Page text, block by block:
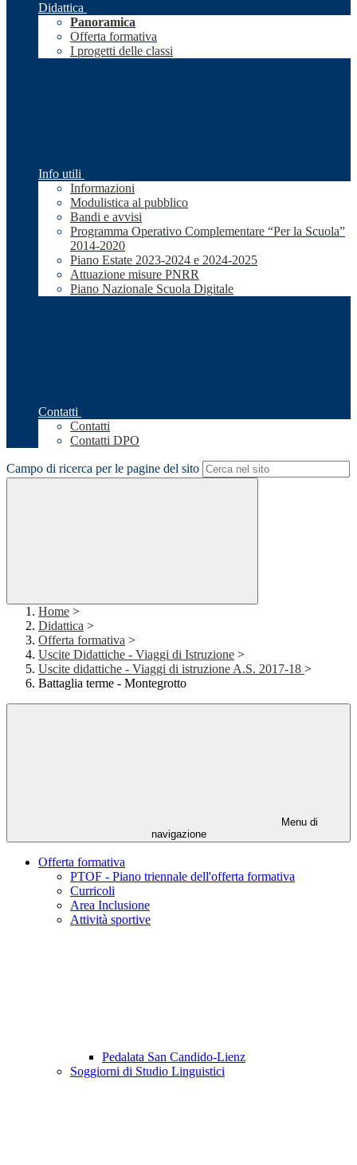
Didattica
Panoramica
Offerta formativa
I progetti delle classi
Info utili
Informazioni
Modulistica al pubblico
Bandi e avvisi
Programma Operativo Complementare “Per la Scuola”
2014-2020
Piano Estate 2023-2024 e 2024-2025
Attuazione misure PNRR
Piano Nazionale Scuola Digitale
Contatti
Contatti
Contatti DPO
Campo di ricerca per le pagine del sito
Home >
Didattica >
Offerta formativa >
Uscite Didattiche - Viaggi di Istruzione >
Uscite didattiche - Viaggi di istruzione A.S. 2017-18 >
Battaglia terme - Montegrotto
Menu di
navigazione
Offerta formativa
PTOF - Piano triennale dell'offerta formativa
Curricoli
Area Inclusione
Attività sportive
Pedalata San Candido-Lienz
Soggiorni di Studio Linguistici